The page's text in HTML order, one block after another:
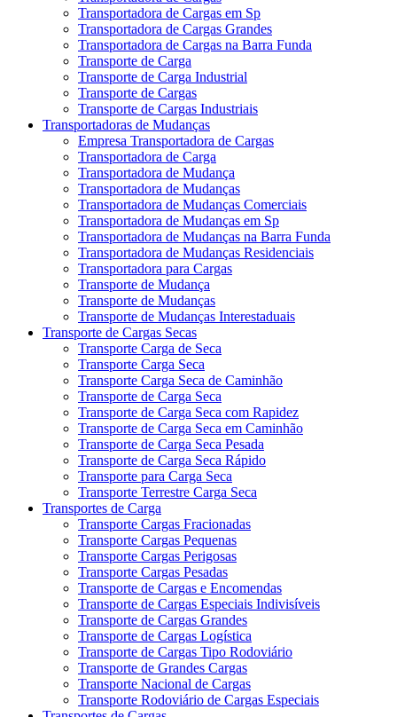
Transportadora de Cargas em Sp
Transportadora de Cargas Grandes
Transportadora de Cargas na Barra Funda
Transporte de Carga
Transporte de Carga Industrial
Transporte de Cargas
Transporte de Cargas Industriais
Transportadoras de Mudanças
Empresa Transportadora de Cargas
Transportadora de Carga
Transportadora de Mudança
Transportadora de Mudanças
Transportadora de Mudanças Comerciais
Transportadora de Mudanças em Sp
Transportadora de Mudanças na Barra Funda
Transportadora de Mudanças Residenciais
Transportadora para Cargas
Transporte de Mudança
Transporte de Mudanças
Transporte de Mudanças Interestaduais
Transporte de Cargas Secas
Transporte Carga de Seca
Transporte Carga Seca
Transporte Carga Seca de Caminhão
Transporte de Carga Seca
Transporte de Carga Seca com Rapidez
Transporte de Carga Seca em Caminhão
Transporte de Carga Seca Pesada
Transporte de Carga Seca Rápido
Transporte para Carga Seca
Transporte Terrestre Carga Seca
Transportes de Carga
Transporte Cargas Fracionadas
Transporte Cargas Pequenas
Transporte Cargas Perigosas
Transporte Cargas Pesadas
Transporte de Cargas e Encomendas
Transporte de Cargas Especiais Indivisíveis
Transporte de Cargas Grandes
Transporte de Cargas Logística
Transporte de Cargas Tipo Rodoviário
Transporte de Grandes Cargas
Transporte Nacional de Cargas
Transporte Rodoviário de Cargas Especiais